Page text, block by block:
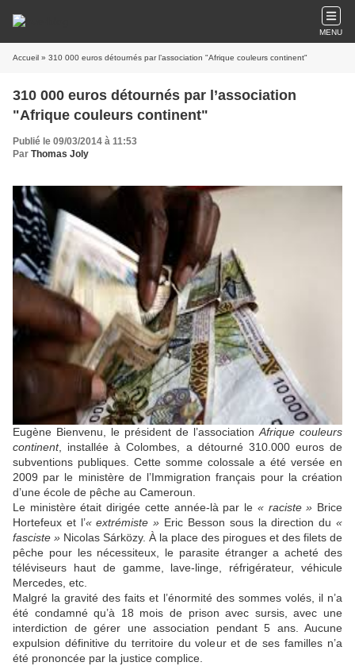
MENU
Accueil » 310 000 euros détournés par l’association "Afrique couleurs continent"
310 000 euros détournés par l’association
"Afrique couleurs continent"
Publié le 09/03/2014 à 11:53
Par Thomas Joly
Eugène Bienvenu, le président de l’association Afrique couleurs
continent, installée à Colombes, a détourné 310.000 euros de
subventions publiques. Cette somme colossale a été versée en
2009 par le ministère de l’Immigration français pour la création
d’une école de pêche au Cameroun.
Le ministère était dirigée cette année-là par le « raciste » Brice
Hortefeux et l’« extrémiste » Eric Besson sous la direction du«
fasciste » Nicolas Sárközy. À la place des pirogues et des filets de
pêche pour les nécessiteux, le parasite étranger a acheté des
téléviseurs haut de gamme, lave-linge, réfrigérateur, véhicule
Mercedes, etc.
Malgré la gravité des faits et l’énormité des sommes volés, il n’a
été condamné qu’à 18 mois de prison avec sursis, avec une
interdiction de gérer une association pendant 5 ans. Aucune
expulsion définitive du territoire du voleur et de ses familles n’a
été prononcée par la justice complice.